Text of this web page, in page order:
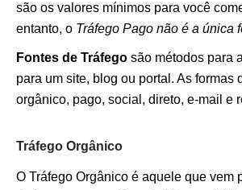
são os valores mínimos para você
entanto, o Tráfego Pago não é a única
Fontes de Tráfego são métodos para
para um site, blog ou portal. As formas
orgânico, pago, social, direto, e-mail e
Tráfego Orgânico
O Tráfego Orgânico é aquele que vem